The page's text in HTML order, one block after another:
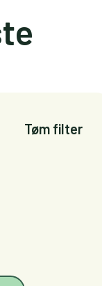
Tøm filter